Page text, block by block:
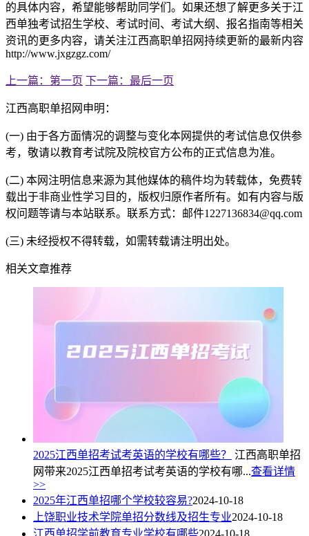
的具体内容，希望能够帮助同学们。如果还想了解更多关于江
西单独考试招生学校、考试时间、考试大纲、报名指南等相关
资讯的更多内容，请关注江西高职单招网持续更新的最新内容
http://www.jxgzgz.com/
上一篇：第一页 下一篇：最后一页
江西高职单招网申明：
(一) 由于各方面情况的调整与变化本网提供的考试信息仅供参
考，敬请以教育考试院及院校官方公布的正式信息为准。
(二) 本网注明信息来源为其他媒体的稿件均为转载体，免费转
载出于非商业性学习目的，版权归原作者所有。如有内容与版
权问题等请与本站联系。联系方式：邮件1227136834@qq.com
(三) 未经授权不得转载，如需转载请注明出处。
相关文章推荐
2025江西单招考试考英语的学校有哪些？
江西高职单招
网带来2025江西单招考试考英语的学校有哪...查看详情
>>
2025年江西单招哪个学校较容易?2024-10-18
上饶职业技术学院单招分数线及招生专业2024-10-18
江西单招学前教育专业学校有哪些2024-10-18